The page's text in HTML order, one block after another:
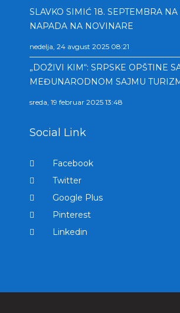
SLAVKO SIMIĆ 18. SEPTEMBRA
NAPADA NA NOVINARE
nedelja, 24 avgust 2025 08:21
„DOŽIVI KIM“: SRPSKE OPŠTINE
MEĐUNARODNOM SAJMU
sreda, 19 februar 2025 13:48
Social Link
Facebook
Twitter
Google Plus
Pinterest
Linkedin